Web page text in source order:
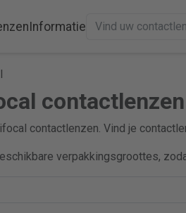
Informatie
contactlenzen. Vind je
verpakkingsgroottes,